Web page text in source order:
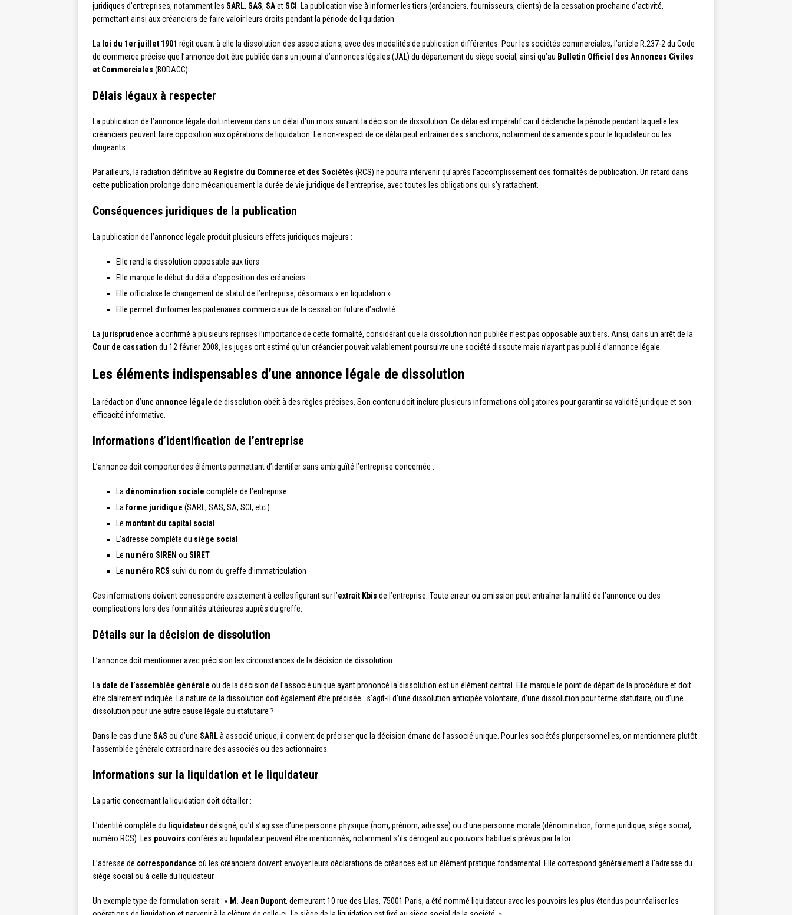
juridiques d’entreprises, notamment les SARL, SAS, SAet SCI
. La publication vise à informer les tiers (créanciers, fournisseurs, clients) de la cessation prochaine d’activité,
permettant ainsi aux créanciers de faire valoir leurs droits pendant la période de liquidation.
La loi du 1er juillet 1901 régit quant à elle la dissolution des associations, avec des modalités de publication différentes. Pour les sociétés commerciales, l’article R.237-2 du Code
de commerce précise que l’annonce doit être publiée dans un journal d’annonces légales (JAL) du département du siège social, ainsi qu’au Bulletin Officiel des Annonces Civiles
et Commerciales (BODACC).
Délais légaux à respecter
La publication de l’annonce légale doit intervenir dans un délai d’un mois suivant la décision de dissolution. Ce délai est impératif car il déclenche la période pendant laquelle les
créanciers peuvent faire opposition aux opérations de liquidation. Le non-respect de ce délai peut entraîner des sanctions, notamment des amendes pour le liquidateur ou les
dirigeants.
Par ailleurs, la radiation définitive au Registre du Commerce et des Sociétés (RCS) ne pourra intervenir qu’après l’accomplissement des formalités de publication. Un retard dans
cette publication prolonge donc mécaniquement la durée de vie juridique de l’entreprise, avec toutes les obligations qui s’y rattachent.
Conséquences juridiques de la publication
La publication de l’annonce légale produit plusieurs effets juridiques majeurs :
Elle rend la dissolution opposable aux tiers
Elle marque le début du délai d’opposition des créanciers
Elle officialise le changement de statut de l’entreprise, désormais « en liquidation »
Elle permet d’informer les partenaires commerciaux de la cessation future d’activité
La jurisprudence a confirmé à plusieurs reprises l’importance de cette formalité, considérant que la dissolution non publiée n’est pas opposable aux tiers. Ainsi, dans un arrêt de la
Cour de cassation du 12 février 2008, les juges ont estimé qu’un créancier pouvait valablement poursuivre une société dissoute mais n’ayant pas publié d’annonce légale.
Les éléments indispensables d’une annonce légale de dissolution
La rédaction d’une annonce légale de dissolution obéit à des règles précises. Son contenu doit inclure plusieurs informations obligatoires pour garantir sa validité juridique et son
efficacité informative.
Informations d’identification de l’entreprise
L’annonce doit comporter des éléments permettant d’identifier sans ambiguïté l’entreprise concernée :
La dénomination sociale complète de l’entreprise
La forme juridique (SARL, SAS, SA, SCI, etc.)
Le montant du capital social
L’adresse complète du siège social
Le numéro SIREN ou SIRET
Le numéro RCS suivi du nom du greffe d’immatriculation
Ces informations doivent correspondre exactement à celles figurant sur l’extrait Kbis de l’entreprise. Toute erreur ou omission peut entraîner la nullité de l’annonce ou des
complications lors des formalités ultérieures auprès du greffe.
Détails sur la décision de dissolution
L’annonce doit mentionner avec précision les circonstances de la décision de dissolution :
La date de l’assemblée générale ou de la décision de l’associé unique ayant prononcé la dissolution est un élément central. Elle marque le point de départ de la procédure et doit
être clairement indiquée. La nature de la dissolution doit également être précisée : s’agit-il d’une dissolution anticipée volontaire, d’une dissolution pour terme statutaire, ou d’une
dissolution pour une autre cause légale ou statutaire ?
Dans le cas d’une SAS ou d’une SARLà associé unique, il convient de préciser que la décision émane de l’associé unique. Pour les sociétés pluripersonnelles, on mentionnera plutôt
l’assemblée générale extraordinaire des associés ou des actionnaires.
Informations sur la liquidation et le liquidateur
La partie concernant la liquidation doit détailler :
L’identité complète du liquidateurdésigné, qu’il s’agisse d’une personne physique (nom, prénom, adresse) ou d’une personne morale (dénomination, forme juridique, siège social,
numéro RCS). Les pouvoirs conférés au liquidateur peuvent être mentionnés, notamment s’ils dérogent aux pouvoirs habituels prévus par la loi.
L’adresse de correspondance où les créanciers doivent envoyer leurs déclarations de créances est un élément pratique fondamental. Elle correspond généralement à l’adresse du
siège social ou à celle du liquidateur.
Un exemple type de formulation serait : « M. Jean Dupont, demeurant 10 rue des Lilas, 75001 Paris, a été nommé liquidateur avec les pouvoirs les plus étendus pour réaliser les